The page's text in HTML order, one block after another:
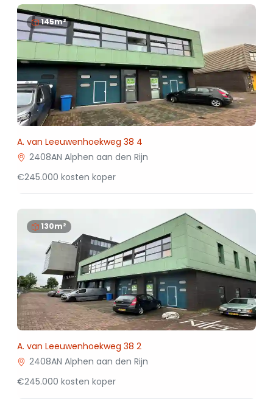
145m²
A. van Leeuwenhoekweg 38 4
2408AN Alphen aan den Rijn
€245.000 kosten koper
130m²
A. van Leeuwenhoekweg 38 2
2408AN Alphen aan den Rijn
€245.000 kosten koper